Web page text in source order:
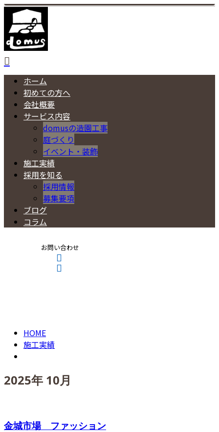
ホーム
初めての方へ
会社概要
サービス内容
domusの造園工事
庭づくり
イベント・装飾
施工実績
採用を知る
採用情報
募集要項
ブログ
コラム
お問い合わせ
HOME
施工実績
2025年 10月
金城市場 ファッション